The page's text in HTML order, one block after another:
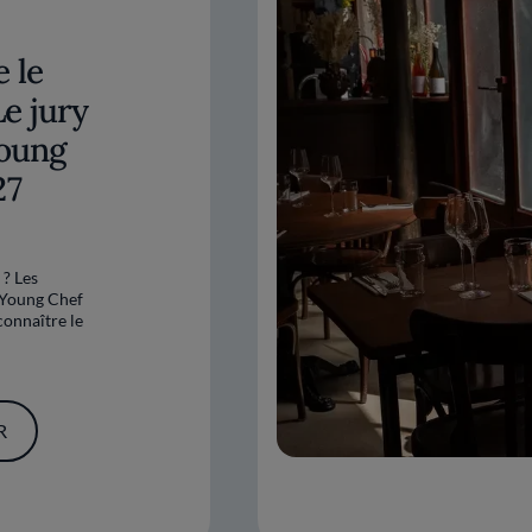
le
jury
Les
Chef
le